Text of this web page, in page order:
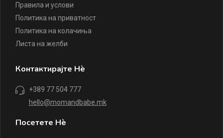
Правила и услови
Политика на приватност
Политика на колачиња
Листа на желби
Контактирајте Нè
+389 77 504 777
hello@momandbabe.mk
Посетете Нè